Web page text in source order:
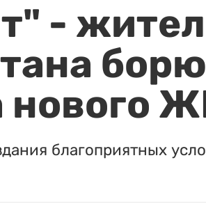
-
нового
благоприятных